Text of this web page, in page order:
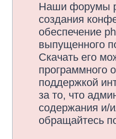
Наши форумы
создания
обеспечение
выпущенного
Скачать его
программного
поддержкой
за то, что
содержания и/
обращайтесь